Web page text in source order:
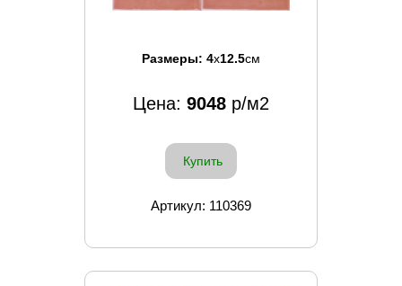
Размеры: 4x12.5см
Цена: 9048 р/м2
Купить
Артикул: 110369